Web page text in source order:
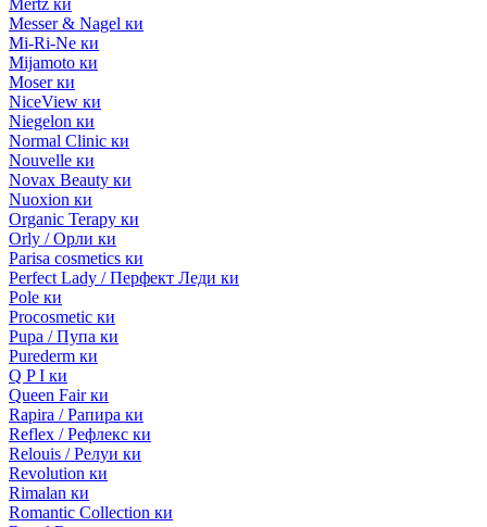
Mertz ки
Messer & Nagel ки
Mi-Ri-Ne ки
Mijamoto ки
Moser ки
NiceView ки
Niegelon ки
Normal Clinic ки
Nouvelle ки
Novax Beauty ки
Nuoxion ки
Organic Terapy ки
Orly / Орли ки
Parisa cosmetics ки
Perfect Lady / Перфект Леди ки
Pole ки
Procosmetic ки
Pupa / Пупа ки
Purederm ки
Q P I ки
Queen Fair ки
Rapira / Рапира ки
Reflex / Рефлекс ки
Relouis / Релуи ки
Revolution ки
Rimalan ки
Romantic Collection ки